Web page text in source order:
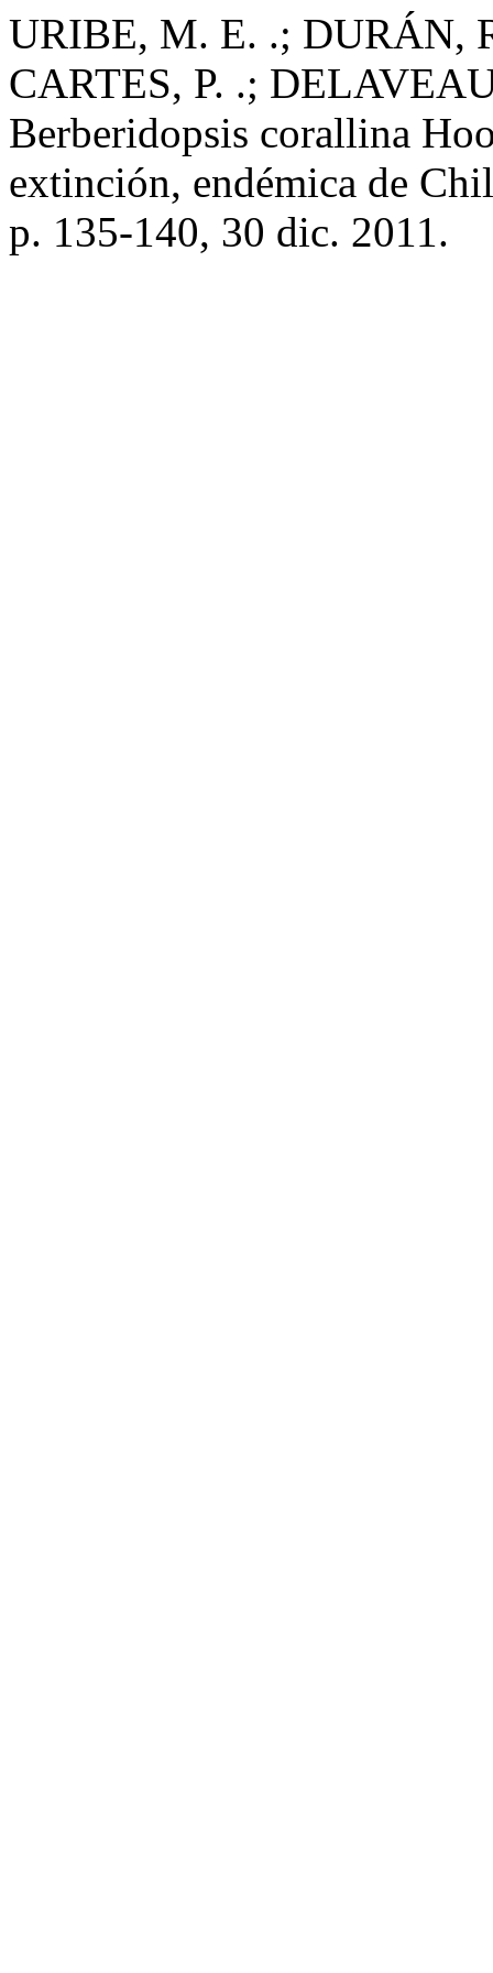
URIBE, M. E. .; DURÁN,
CARTES, P. .;
Berberidopsis corallina
extinción, endémica de
p. 135-140, 30 dic. 2011.